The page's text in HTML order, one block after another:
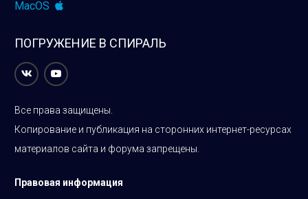
MacOS
ПОГРУЖЕНИЕ В СПИРАЛЬ
Все права защищены.
Копирование и публикация на сторонних интернет-ресурсах
материалов сайта и форума запрещены.
Правовая информация